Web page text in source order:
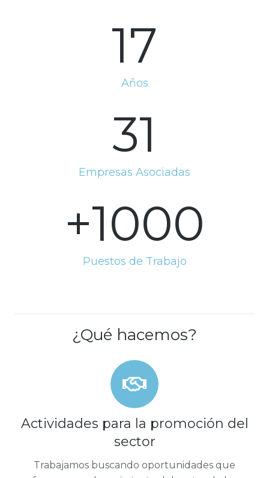
17
Años
31
Empresas Asociadas
+1000
Puestos de Trabajo
¿Qué hacemos?
Actividades para la promoción del
sector
Trabajamos buscando oportunidades que